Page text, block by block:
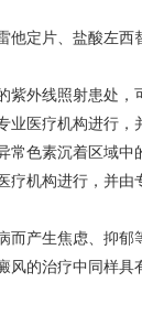
他定片、盐酸左西
紫外线照射患处
业医疗机构进行，
常色素沉着区域
疗机构进行，并由
而产生焦虑、抑
风的治疗中同样具